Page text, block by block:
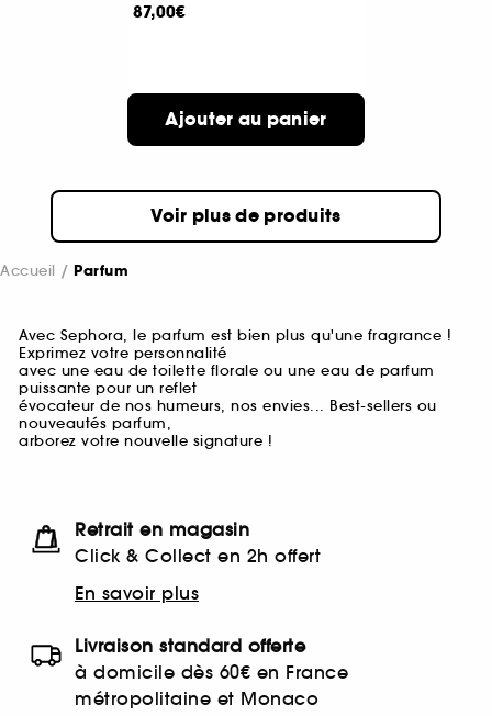
87,00€
Ajouter au panier
Voir plus de produits
Accueil Parfum
Avec Sephora, le parfum est bien plus qu'une fragrance !
Exprimez votre personnalité
avec une eau de toilette florale ou une eau de parfum
puissante pour un reflet
évocateur de nos humeurs, nos envies... Best-sellers ou
nouveautés parfum,
arborez votre nouvelle signature !
Retrait en magasin
Click & Collect en 2h offert
En savoir plus
Livraison standard offerte
à domicile dès 60€ en France
métropolitaine et Monaco